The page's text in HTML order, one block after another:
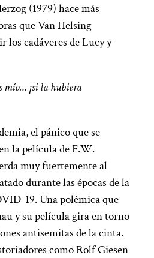
(1979) hace más
que Van Helsing
los cadáveres de Lucy y
mío… ¡si la hubiera
el pánico que se
la película de F.W.
muy fuertemente al
durante las épocas de la
19. Una polémica que
y su película gira en torno
antisemitas de la cinta.
como Rolf Giesen